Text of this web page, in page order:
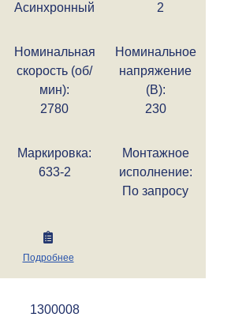
Асинхронный 2
Номинальная
скорость (об/
мин):
2780
Номинальное
напряжение
(В):
230
Маркировка:
633-2
Монтажное
исполнение:
По запросу
Подробнее
1300008